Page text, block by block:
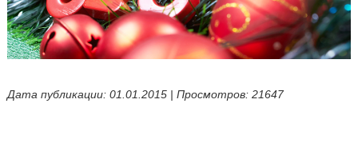
Дата публикации: 01.01.2015 | Просмотров: 21647